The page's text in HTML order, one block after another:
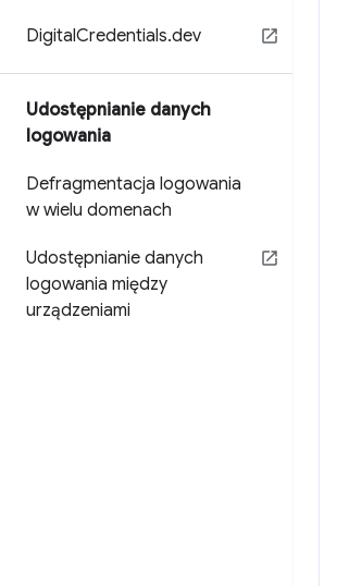
DigitalCredentials.dev
Udostępnianie danych
logowania
Defragmentacja logowania
w wielu domenach
Udostępnianie danych
logowania między
urządzeniami